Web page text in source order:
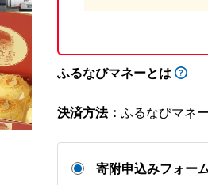
ふるなびマネーとは
決済方法： ふるなびマネー
寄附申込みフォー